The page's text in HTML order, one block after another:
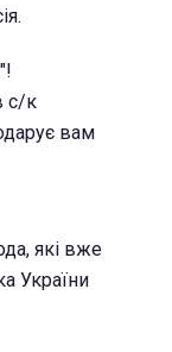
с/к
вам
які вже
України